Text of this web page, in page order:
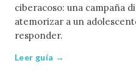
ciberacoso: una campaña
atemorizar a un
responder.
Leer guía →